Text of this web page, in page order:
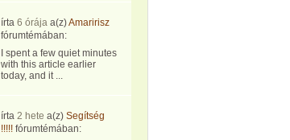
írta 6 órája a(z)Amaririsz
fórumtémában:
I spent a few quiet minutes
with this article earlier
today, and it ...
írta 2 hete a(z) Segítség
!!!!! fórumtémában: